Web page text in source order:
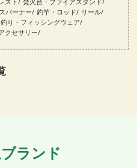
バーナー 釣竿・ロッド
リール
釣り・フィッシングウェア
クセサリー
ランド